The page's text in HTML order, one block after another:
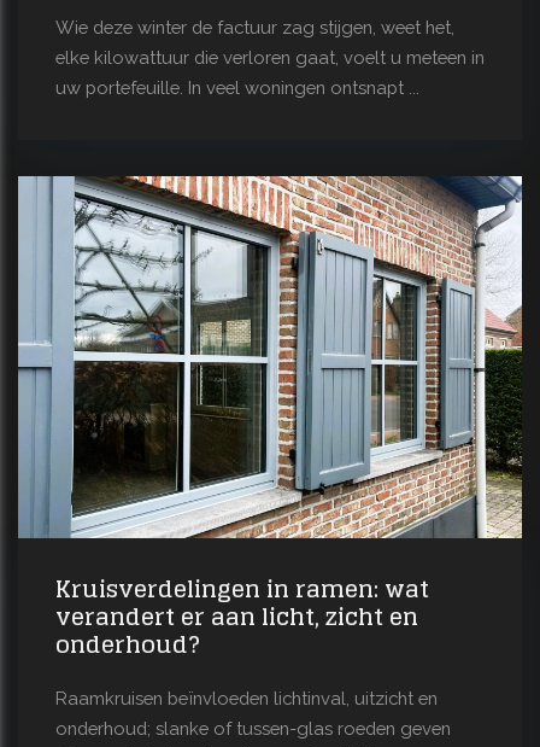
Wie deze winter de factuur zag stijgen, weet het,
elke kilowattuur die verloren gaat, voelt u meteen in
uw portefeuille. In veel woningen ontsnapt ...
Kruisverdelingen in ramen: wat
verandert er aan licht, zicht en
onderhoud?
Raamkruisen beïnvloeden lichtinval, uitzicht en
onderhoud; slanke of tussen-glas roeden geven